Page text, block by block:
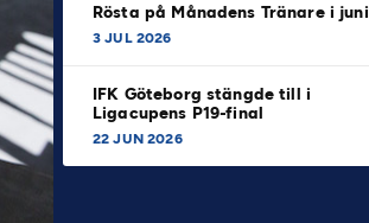
Rösta på Månadens Tränare i juni
3 JUL 2026
IFK Göteborg stängde till i
Ligacupens P19-final
22 JUN 2026